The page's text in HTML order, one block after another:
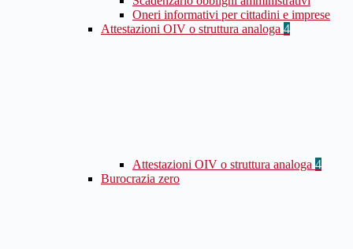
Oneri informativi per cittadini e imprese
Attestazioni OIV o struttura analoga 4
Attestazioni OIV o struttura analoga 4
Burocrazia zero